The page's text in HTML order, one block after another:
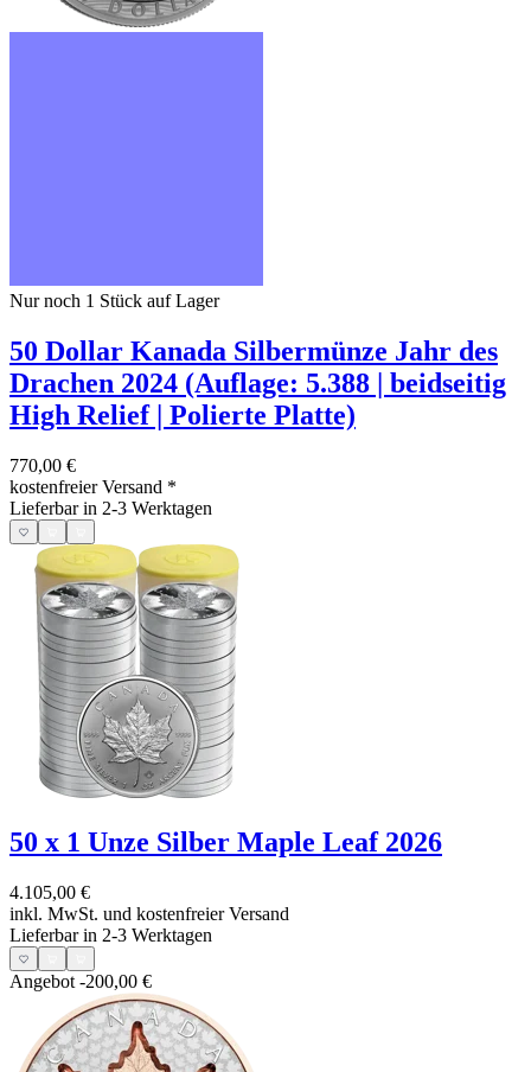
Nur noch 1 Stück auf Lager
50 Dollar Kanada Silbermünze Jahr des
Drachen 2024 (Auflage: 5.388 | beidseitig
High Relief | Polierte Platte)
770,00 €
kostenfreier Versand *
Lieferbar in 2-3 Werktagen
50 x 1 Unze Silber Maple Leaf 2026
4.105,00 €
inkl. MwSt. und kostenfreier Versand
Lieferbar in 2-3 Werktagen
Angebot -200,00 €